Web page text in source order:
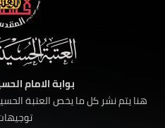
بوابة الامام
هنا يتم نشر كل ما يخص العتبة